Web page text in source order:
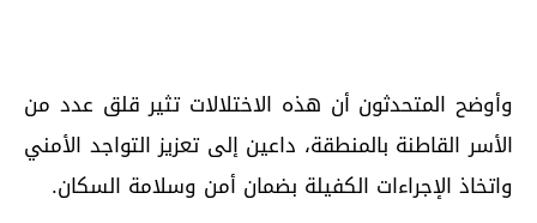
وأوضح المتحدثون أن هذه الاختلالات تثير قلق عدد من
الأسر القاطنة بالمنطقة، داعين إلى تعزيز التواجد الأمني
واتخاذ الإجراءات الكفيلة بضمان أمن وسلامة السكان.